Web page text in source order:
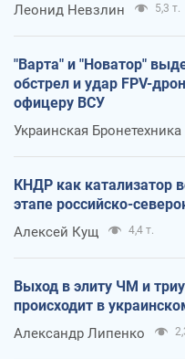
Леонид Невзлин 5,3 т.
"Варта" и "Новатор"
обстрел и удар FPV-
офицеру ВСУ
Украинская Бронетехника
КНДР как катализатор
этапе российско-
Алексей Кущ 4,4 т.
Выход в элиту ЧМ и
происходит в
Александр Липенко